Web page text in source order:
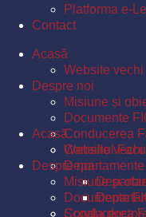
Platforma e-
Contact
Acasă
Website vechi
Despre noi
Misiune și
Documente
Conducerea
Consiliul
Departamente
Școala
Acasă
Website vechi
Despre noi
Misiune și
Documente
Conducerea